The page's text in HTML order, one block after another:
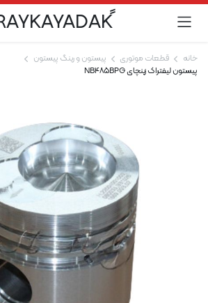
ًRAYKAYADAK
خانه قطعات موتوری
پیستون و رینگ پیستون
پیستون لیفتراک زینچای NB485BPG